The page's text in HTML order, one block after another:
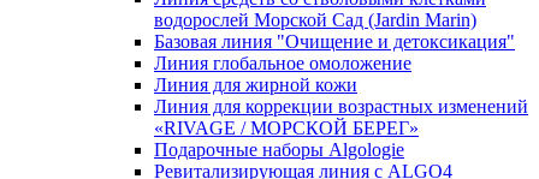
водорослей Морской Сад (Jardin Marin)
Базовая линия "Очищение и детоксикация"
Линия глобальное омоложение
Линия для жирной кожи
Линия для коррекции возрастных изменений
«RIVAGE / МОРСКОЙ БЕРЕГ»
Подарочные наборы Algologie
Ревитализирующая линия с ALGO4